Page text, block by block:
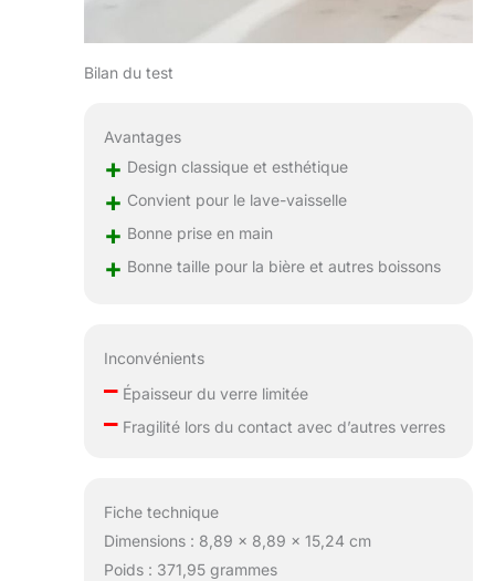
en verre pour
divertissement
simple et élégant
service élégants
Combinant un
design épuré et
Bilan du test
Avantages
+ Design classique et esthétique
+ Convient pour le lave-vaisselle
+ Bonne prise en main
+ Bonne taille pour la bière et autres boissons
Inconvénients
–Épaisseur du verre limitée
–Fragilité lors du contact avec d’autres verres
Fiche technique
Dimensions : 8,89 x 8,89 x 15,24 cm
Poids : 371,95 grammes